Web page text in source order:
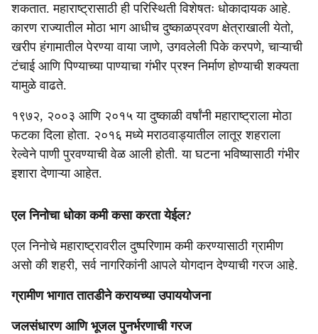
शकतात. महाराष्ट्रासाठी ही परिस्थिती विशेषतः धोकादायक आहे.
कारण राज्यातील मोठा भाग आधीच दुष्काळप्रवण क्षेत्राखाली येतो,
खरीप हंगामातील पेरण्या वाया जाणे, उगवलेली पिके करपणे, चाऱ्याची
टंचाई आणि पिण्याच्या पाण्याचा गंभीर प्रश्न निर्माण होण्याची शक्यता
यामुळे वाढते.
१९७२, २००३ आणि २०१५ या दुष्काळी वर्षांनी महाराष्ट्राला मोठा
फटका दिला होता. २०१६ मध्ये मराठवाड्यातील लातूर शहराला
रेल्वेने पाणी पुरवण्याची वेळ आली होती. या घटना भविष्यासाठी गंभीर
इशारा देणाऱ्या आहेत.
एल निनोचा धोका कमी कसा करता येईल?
एल निनोचे महाराष्ट्रावरील दुष्परिणाम कमी करण्यासाठी ग्रामीण
असो की शहरी, सर्व नागरिकांनी आपले योगदान देण्याची गरज आहे.
ग्रामीण भागात तातडीने करायच्या उपाययोजना
जलसंधारण आणि भूजल पुनर्भरणाची गरज